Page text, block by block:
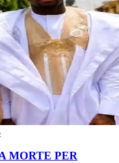
MORTE PER